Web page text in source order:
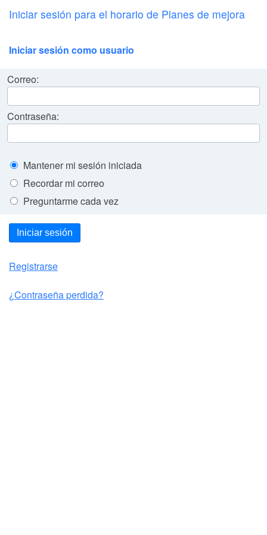
Iniciar sesión para el horario de Planes de mejora
Iniciar sesión como usuario
Correo:
Contraseña:
Mantener mi sesión iniciada
Recordar mi correo
Preguntarme cada vez
Iniciar sesión
Registrarse
¿Contraseña perdida?